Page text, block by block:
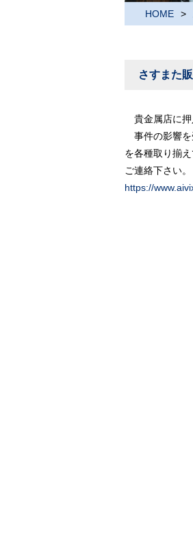
HOME
さすまた
貴金属店に押
事件の影響を
を各種取り揃
ご連絡下さい。
https://